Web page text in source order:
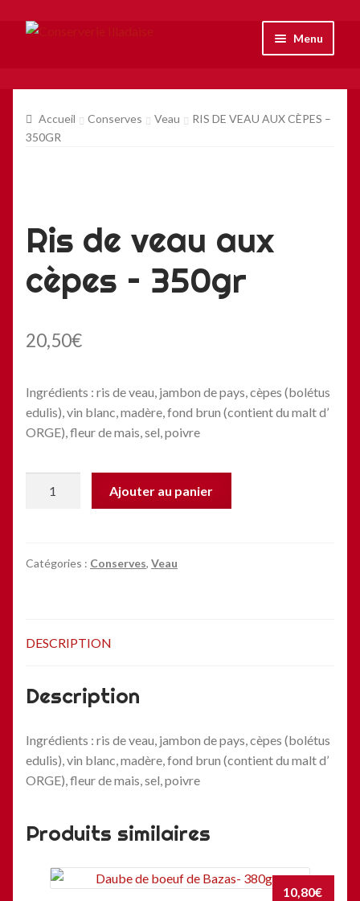
Aller
navigation
Aller
Menu
Boutique
Contact
Mon compte
Accueil Conserves Veau
RIS DE VEAU AUX CÈPES –
350GR
Ris de veau aux
cèpes – 350gr
20,50€
Ingrédients : ris de veau, jambon de pays, cèpes (bolétus
edulis), vin blanc, madère, fond brun (contient du malt d’
ORGE), fleur de mais, sel, poivre
veau
350gr
Ajouter au panier
Catégories : Conserves, Veau
DESCRIPTION
Description
Ingrédients : ris de veau, jambon de pays, cèpes (bolétus
edulis), vin blanc, madère, fond brun (contient du malt d’
ORGE), fleur de mais, sel, poivre
Produits similaires
10,80€